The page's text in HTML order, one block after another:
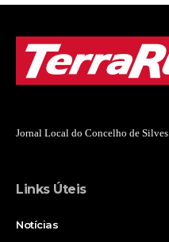
Jornal Local do Concelho de Silves.
Links Úteis
Notícias